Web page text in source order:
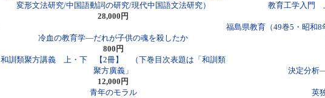
変形文法研究/中国語動詞の研究/現代中国語文法研究）
28,000円
教育工学入門
冷血の教育学―だれが子供の魂を殺したか
800円
福島県教育（49巻5・昭和
和訓類聚方講義 上・下 【2冊】 （下巻目次表題は「和訓類
聚方廣義」
12,000円
決定分析
青年のモラル
英